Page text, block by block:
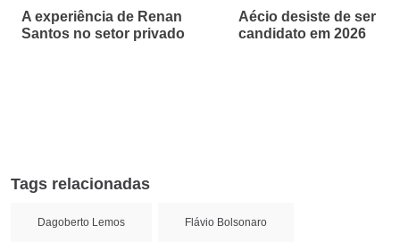
A experiência de Renan
Santos no setor privado
Aécio desiste de ser
candidato em 2026
Tags relacionadas
Dagoberto Lemos Flávio Bolsonaro